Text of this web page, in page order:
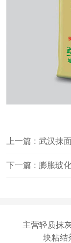
上一篇 : 武汉抹
下一篇 : 膨胀玻
主营轻质抹
块粘结